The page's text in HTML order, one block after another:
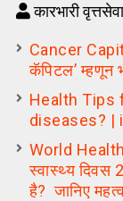
कारभारी
Cancer
कॅपिटल’ म्हणून
Health Tips
diseases? |
World
स्वास्थ्य दिवस
है? जानिए